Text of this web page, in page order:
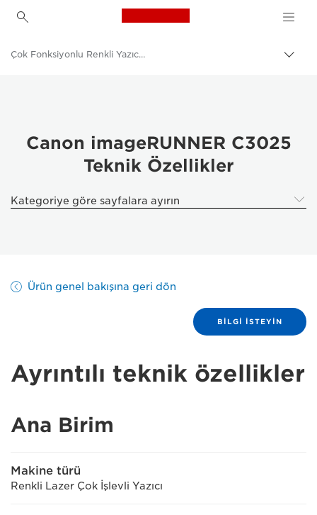
Canon Logo, back to
İçerik
Kurumsal Ürünler
İş Yazıcıları ve Faks Makineleri
Çok Fonksiyonlu Renkli Yazıcılar
Canon imageRUNNER C3025
Teknik Özellikler
Kategoriye göre sayfalara ayırın
Ürün genel bakışına geri dön
BILGI ISTEYIN
Ayrıntılı teknik özellikler
Ana Birim
Makine türü
Renkli Lazer Çok İşlevli Yazıcı